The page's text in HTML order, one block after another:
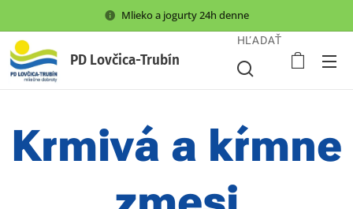
Mlieko a jogurty 24h denne
PD Lovčica-Trubín
HĽADAŤ
Krmivá a kŕmne